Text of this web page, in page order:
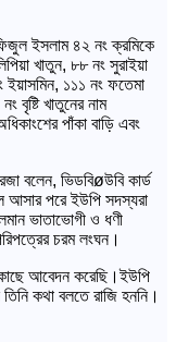
ইসলাম ৪২ নং ক্রমিকে
খাতুন, ৮৮ নং সুরাইয়া
১১১ নং ফতেমা
বৃষ্টি খাতুনের নাম
পাঁকা বাড়ি এবং
বলেন, ভিডবিøউবি কার্ড
আসার পরে ইউপি সদস্যরা
ভাতাভোগী ও ধণী
চরম লংঘন।
কাছে আবেদন করেছি।ইউপি
কথা বলতে রাজি হননি।